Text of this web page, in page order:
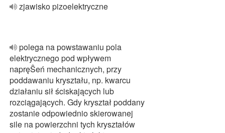
zjawisko pizoelektryczne
polega na powstawaniu pola
elektrycznego pod wpływem
napręŜeń mechanicznych, przy
poddawaniu kryształu, np. kwarcu
działaniu sił ściskających lub
rozciągających. Gdy kryształ poddany
zostanie odpowiednio skierowanej
sile na powierzchni tych kryształów